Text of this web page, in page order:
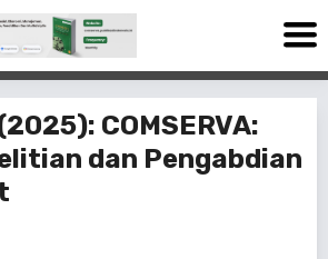
COMSERVA:
dan Pengabdian